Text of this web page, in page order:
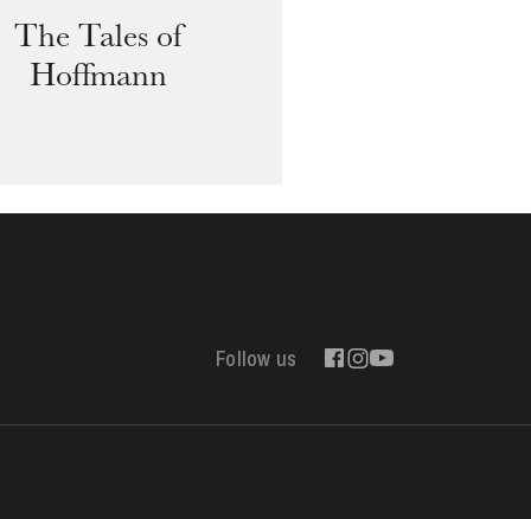
The Tales of
Hoffmann
Follow us